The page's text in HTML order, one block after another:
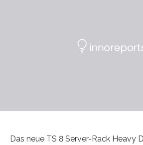
Das neue TS 8 Server-Rack Heavy